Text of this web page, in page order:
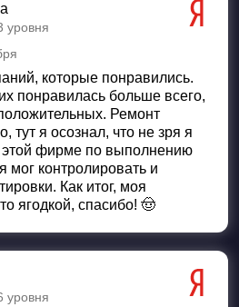
уровня
которые понравились.
понравилась больше всего,
Ремонт
тут я осознал, что не зря я
этой фирме по выполнению
мог контролировать и
Как итог, моя
ягодкой, спасибо! 🤠
уровня